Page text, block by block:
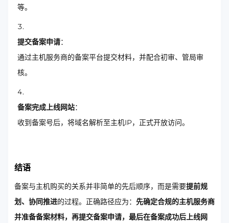
等。
提交备案申请：
通过主机服务商的备案平台提交材料，并配合初审、管局审
核。
备案完成上线网站：
收到备案号后，将域名解析至主机IP，正式开放访问。
结语
备案与主机购买的关系并非简单的先后顺序，而是需要提前规
划、协同推进的过程。正确路径应为： 先确定合规的主机服务商
并准备备案材料，再提交备案申请，最后在备案成功后上线网